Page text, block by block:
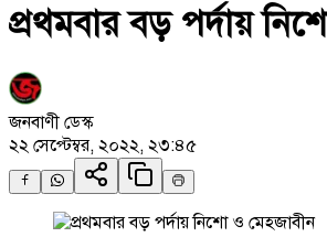
প্রথমবার বড় পর্দায়
জনবাণী ডেস্ক
২২ সেপ্টেম্বর, ২০২২, ২৩:৪৫